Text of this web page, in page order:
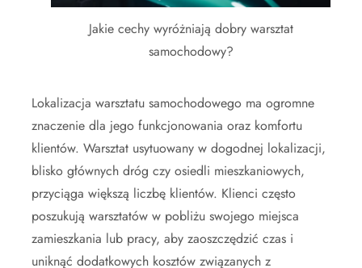
Jakie cechy wyróżniają dobry warsztat
samochodowy?
Lokalizacja warsztatu samochodowego ma ogromne
znaczenie dla jego funkcjonowania oraz komfortu
klientów. Warsztat usytuowany w dogodnej lokalizacji,
blisko głównych dróg czy osiedli mieszkaniowych,
przyciąga większą liczbę klientów. Klienci często
poszukują warsztatów w pobliżu swojego miejsca
zamieszkania lub pracy, aby zaoszczędzić czas i
uniknąć dodatkowych kosztów związanych z